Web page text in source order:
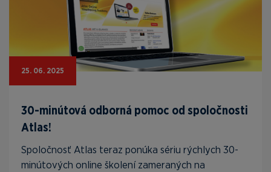
25. 06. 2025
30-minútová odborná pomoc od spoločnosti
Atlas!
Spoločnosť Atlas teraz ponúka sériu rýchlych 30-
minútových online školení zameraných na